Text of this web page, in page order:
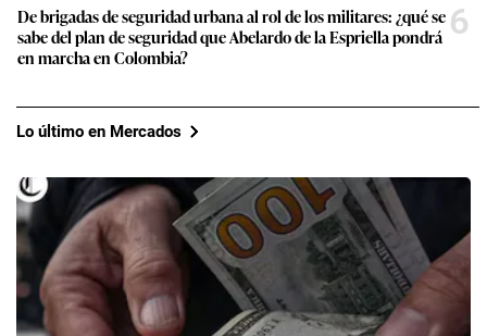
De brigadas de seguridad urbana al rol de los militares: ¿qué se
sabe del plan de seguridad que Abelardo de la Espriella pondrá
en marcha en Colombia?
6
Lo último en Mercados